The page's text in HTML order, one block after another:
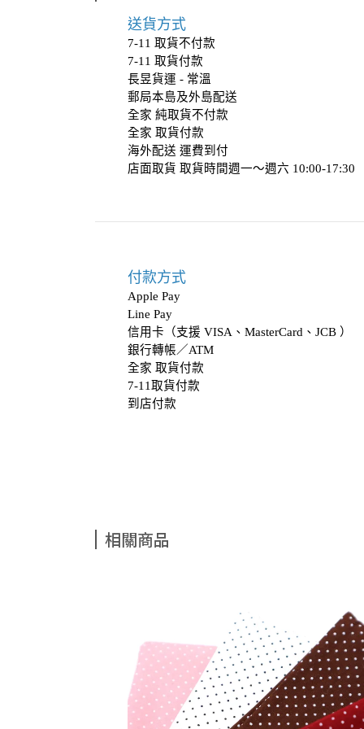
送貨方式
7-11 取貨不付款
7-11 取貨付款
長昱貨運 - 常溫
郵局本島及外島配送
全家 純取貨不付款
全家 取貨付款
海外配送 運費到付
店面取貨 取貨時間週一～週六 10:00-17:30
付款方式
Apple Pay
Line Pay
信用卡（支援 VISA、MasterCard、JCB ）
銀行轉帳／ATM
全家 取貨付款
7-11取貨付款
到店付款
相關商品